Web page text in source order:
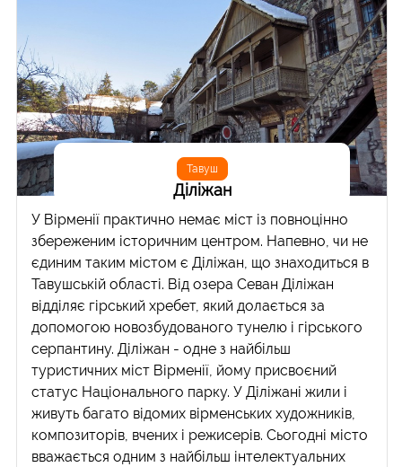
Тавуш
Діліжан
У Вірменії практично немає міст із повноцінно
збереженим історичним центром. Напевно, чи не
єдиним таким містом є Діліжан, що знаходиться в
Тавушській області. Від озера Севан Діліжан
відділяє гірський хребет, який долається за
допомогою новозбудованого тунелю і гірського
серпантину. Діліжан - одне з найбільш
туристичних міст Вірменії, йому присвоєний
статус Національного парку. У Діліжані жили і
живуть багато відомих вірменських художників,
композиторів, вчених і режисерів. Сьогодні місто
вважається одним з найбільш інтелектуальних